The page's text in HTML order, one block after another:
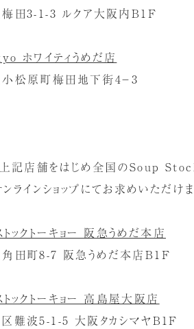
田3-1-3 ルクア大阪内B1F
ワイティうめだ店
松原町梅田地下街4－3
上記店舗をはじめ全国のSoup
オンラインショップにてお求めいただ
ックトーキョー 阪急うめだ本店
田町8-7 阪急うめだ本店B1F
ックトーキョー 高島屋大阪店
難波5-1-5 大阪タカシマヤB1F